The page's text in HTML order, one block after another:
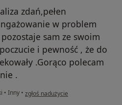
zdań,pełen
w problem
sam ze swoim
i pewność , że do
.Gorąco polecam
.
• Inny • w opinii użytkownika M .K
zgłoś nadużycie